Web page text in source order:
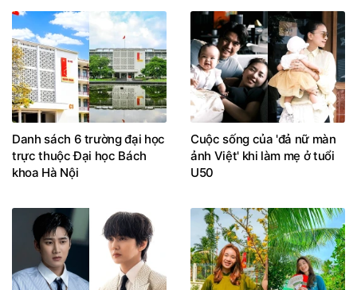
Danh sách 6 trường đại học
trực thuộc Đại học Bách
khoa Hà Nội
Cuộc sống của 'đả nữ màn
ảnh Việt' khi làm mẹ ở tuổi
U50